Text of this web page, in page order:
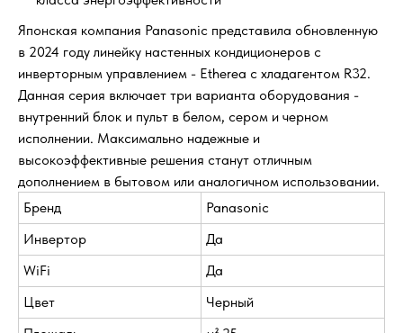
Японская компания Panasonic представила обновленную
в 2024 году линейку настенных кондиционеров с
инверторным управлением - Etherea с хладагентом R32.
Данная серия включает три варианта оборудования -
внутренний блок и пульт в белом, сером и черном
исполнении. Максимально надежные и
высокоэффективные решения станут отличным
дополнением в бытовом или аналогичном использовании.
Бренд
Panasonic
Инвертор
Да
WiFi
Да
Цвет
Черный